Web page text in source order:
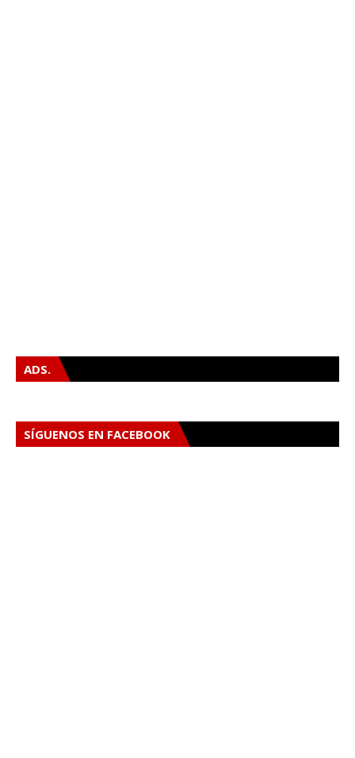
ADS.
SÍGUENOS EN FACEBOOK